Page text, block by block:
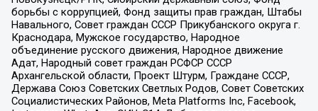
борьбы с коррупцией, Фонд защиты прав граждан, Штабы
Навального, Совет граждан СССР Прикубанского округа г.
Краснодара, Мужское государство, Народное
объединение русского движения, Народное движение
Адат, Народный совет граждан РСФСР СССР
Архангельской области, Проект Штурм, Граждане СССР,
Держава Союз Советских Светлых Родов, Совет Советских
Социалистических Районов, Meta Platforms Inc, Facebook,